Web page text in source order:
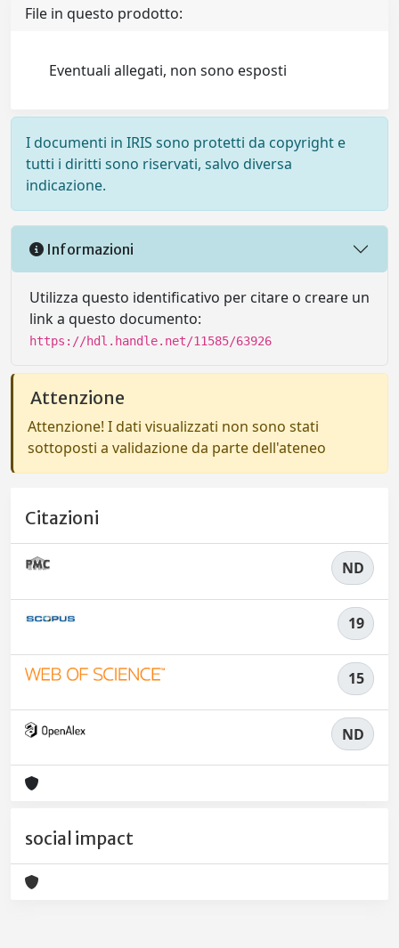
File in questo prodotto:
Eventuali allegati, non sono esposti
I documenti in IRIS sono protetti da copyright e
tutti i diritti sono riservati, salvo diversa
indicazione.
Informazioni
Utilizza questo identificativo per citare o creare un
link a questo documento:
https://hdl.handle.net/11585/63926
Attenzione
Attenzione! I dati visualizzati non sono stati
sottoposti a validazione da parte dell'ateneo
Citazioni
ND
19
15
ND
social impact